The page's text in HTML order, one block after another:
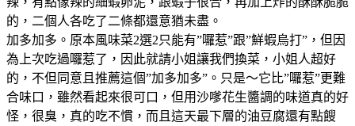
的，二個人各吃了二條都還意猶未盡。
加多加多。原本風味菜2選2只能有”囉惹”跟”鮮蝦烏打”，但因
為上次吃過囉惹了，因此就請小姐讓我們換菜，小姐人超好
的，不但同意且推薦這個”加多加多”。只是～它比”囉惹”更難
合味口，雖然看起來很可口，但用沙嗲花生醬調的味道真的好
怪，很臭，真的吃不慣，而且這天最下層的油豆腐還有點餿